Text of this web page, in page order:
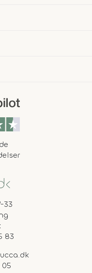
33
83
05